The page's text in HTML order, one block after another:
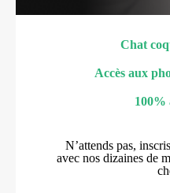
Chat
Accès aux
100%
N’attends pas,
avec nos dizaines de